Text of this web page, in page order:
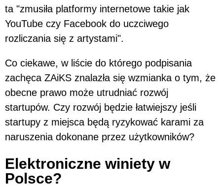
ta "zmusiła platformy internetowe takie jak
YouTube czy Facebook do uczciwego
rozliczania się z artystami".
Co ciekawe, w liście do którego podpisania
zachęca ZAiKS znalazła się wzmianka o tym, że
obecne prawo może utrudniać rozwój
startupów. Czy rozwój będzie łatwiejszy jeśli
startupy z miejsca będą ryzykować karami za
naruszenia dokonane przez użytkowników?
Elektroniczne winiety w
Polsce?